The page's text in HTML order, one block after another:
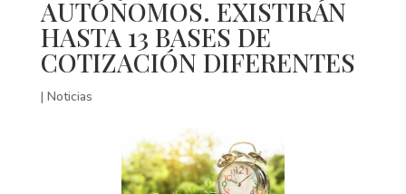
AUTÓNOMOS. EXISTIRÁN
HASTA 13 BASES DE
COTIZACIÓN DIFERENTES
| Noticias